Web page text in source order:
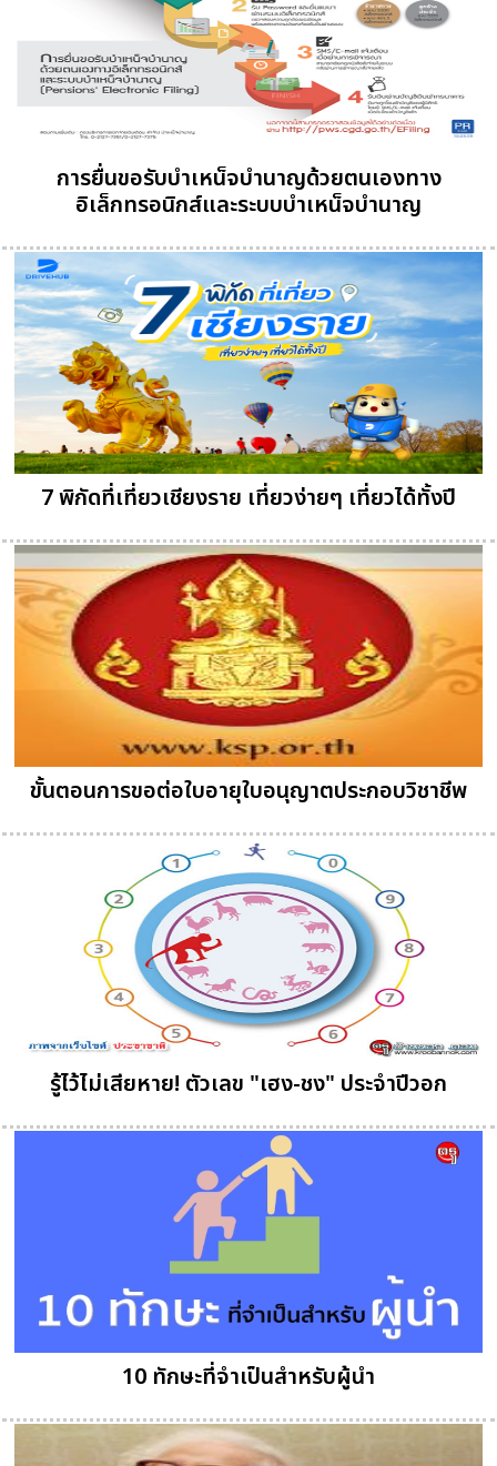
การยื่นขอรับบำเหน็จบำนาญด้วยตนเองทาง
อิเล็กทรอนิกส์และระบบบำเหน็จบำนาญ
7 พิกัดที่เที่ยวเชียงราย เที่ยวง่ายๆ เที่ยวได้ทั้งปี
ขั้นตอนการขอต่อใบอายุใบอนุญาตประกอบวิชาชีพ
รู้ไว้ไม่เสียหาย! ตัวเลข "เฮง-ชง" ประจำปีวอก
10 ทักษะที่จำเป็นสำหรับผู้นำ